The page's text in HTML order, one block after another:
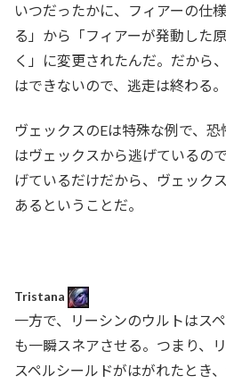
いつだったかに、フィアーの仕
る」から「フィアーが発動した
く」に変更されたんだ。だから
はできないので、逃走は終わる。
ヴェックスのEは特殊な例で、
はヴェックスから逃げているの
げているだけだから、ヴェック
あるということだ。
Tristana
一方で、リーシンのウルトはス
も一瞬スネアさせる。つまり、
スペルシールドがはがれたとき